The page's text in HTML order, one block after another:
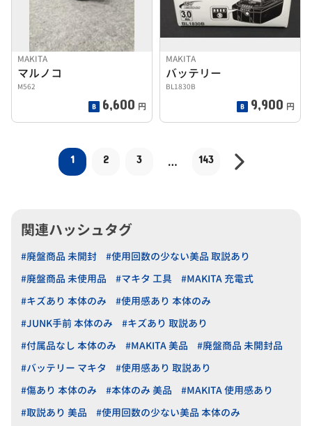
MAKITA
マルノコ
M562
6,600 円
MAKITA
バッテリー
BL1830B
9,900 円
1 2 3 … 143
関連ハッシュタグ
#廃盤商品 未開封
#使用回数の少ない美品 取説あり
#廃盤商品 未使用品
#マキタ 工具
#MAKITA 充電式
#キズあり 本体のみ
#使用感あり 本体のみ
#JUNK手前 本体のみ
#キズあり 取説あり
#付属品なし 本体のみ
#MAKITA 美品
#廃盤商品 未開封品
#バッテリー マキタ
#使用感あり 取説あり
#傷あり 本体のみ
#本体のみ 美品
#MAKITA 使用感あり
#取説あり 美品
#使用回数の少ない美品 本体のみ